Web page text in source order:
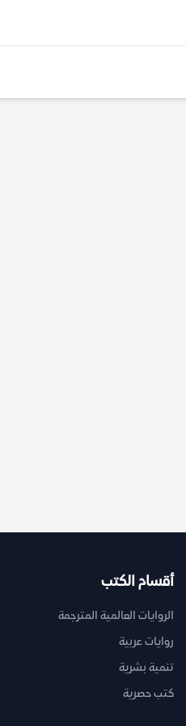
أقسام الكتب
الروايات العالمية المترجمة
روايات عربية
تنمية بشرية
كتب حصرية